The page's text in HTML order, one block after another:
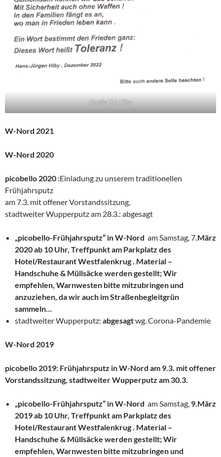
Quelle H.J. Hiby
W-Nord 2021
W-Nord 2020
picobello 2020 :Einladung zu unserem traditionellen
Frühjahrsputz
am 7.3. mit offener Vorstandssitzung,
stadtweiter Wupperputz am 28.3.: abgesagt
„picobello-Frühjahrsputz“ in W-Nord am Samstag, 7.März
2020 ab 10 Uhr, Treffpunkt am Parkplatz des
Hotel/Restaurant Westfalenkrug . Material –
Handschuhe & Müllsäcke werdengestellt; Wir
empfehlen, Warnwesten bitte mitzubringen und
anzuziehen, da wir auch im Straßenbegleitgrün
sammeln…
stadtweiter Wupperputz: abgesagtwg. Corona-Pandemie
W-Nord 2019
picobello 2019: Frühjahrsputz in W-Nord am 9.3. mit offener
Vorstandssitzung, stadtweiter Wupperputz am 30.3.
„picobello-Frühjahrsputz“ in W-Nord am Samstag, 9.März
2019 ab 10 Uhr, Treffpunkt am Parkplatz des
Hotel/Restaurant Westfalenkrug . Material –
Handschuhe & Müllsäcke werden gestellt; Wir
empfehlen, Warnwesten bitte mitzubringen und